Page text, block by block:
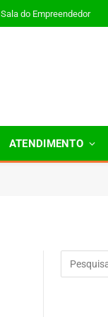
Sala do Empreendedor
ATENDIMENTO